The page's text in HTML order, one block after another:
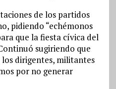
de los partidos
pidiendo “echémonos
que la fiesta cívica del
sugiriendo que
dirigentes, militantes
por no generar